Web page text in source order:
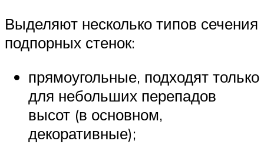
Выделяют несколько типов сечения
подпорных стенок:
прямоугольные, подходят только
для небольших перепадов
высот (в основном,
декоративные);